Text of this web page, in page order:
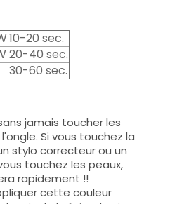
10-20 sec.
20-40 sec.
30-60 sec.
jamais toucher les
Si vous touchez la
stylo correcteur ou un
touchez les peaux,
rapidement !!
cette couleur